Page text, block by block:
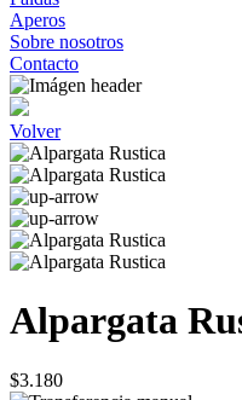
Aperos
Sobre nosotros
Contacto
Volver
Alpargata
$3.180